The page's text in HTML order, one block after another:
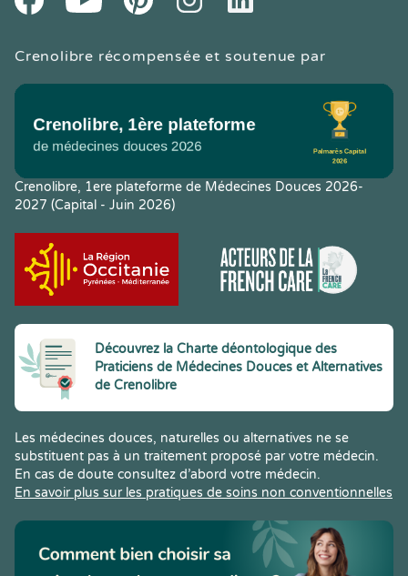
Crenolibre récompensée et soutenue par
Crenolibre, 1ere plateforme de Médecines Douces 2026-
2027 (Capital - Juin 2026)
Découvrez la Charte déontologique des
Praticiens de Médecines Douces et Alternatives
de Crenolibre
Les médecines douces, naturelles ou alternatives ne se
substituent pas à un traitement proposé par votre médecin.
En cas de doute consultez d’abord votre médecin.
En savoir plus sur les pratiques de soins non conventionnelles